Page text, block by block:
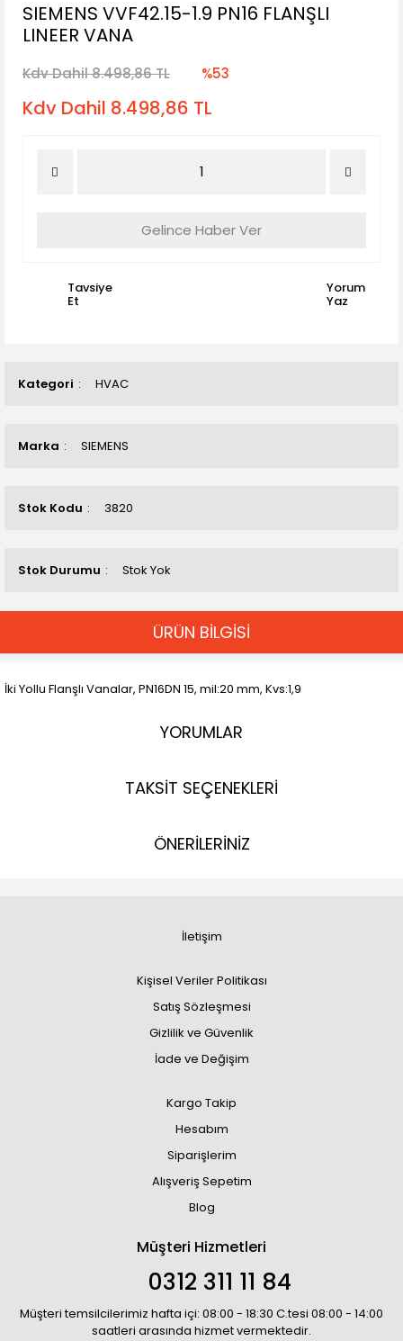
Kategori HVAC
Marka SIEMENS
Stok Kodu 3820
Stok Durumu Stok Yok
SIEMENS VVF42.15-1.9 PN16 FLANŞLI
LINEER VANA
Kdv Dahil 8.498,86 TL %53
Kdv Dahil 8.498,86 TL
Gelince Haber Ver
Tavsiye
Et
Yorum
Yaz
ÜRÜN BİLGİSİ
İki Yollu Flanşlı Vanalar, PN16DN 15, mil:20 mm, Kvs:1,9
YORUMLAR
TAKSİT SEÇENEKLERİ
ÖNERİLERİNİZ
İletişim
Kişisel Veriler Politikası
Satış Sözleşmesi
Gizlilik ve Güvenlik
İade ve Değişim
Kargo Takip
Hesabım
Siparişlerim
Alışveriş Sepetim
Blog
Müşteri Hizmetleri
0312 311 11 84
Müşteri temsilcilerimiz hafta içi: 08:00 - 18:30 C.tesi 08:00 - 14:00
saatleri arasında hizmet vermektedir.